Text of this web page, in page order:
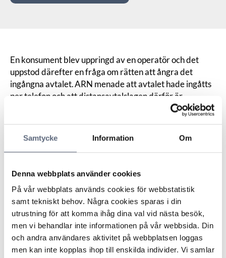
Samtycke Information Om
Denna webbplats använder cookies
På vår webbplats används cookies för webbstatistik
samt tekniskt behov. Några cookies sparas i din
utrustning för att komma ihåg dina val vid nästa besök,
men vi behandlar inte informationen på vår webbsida. Din
och andra användares aktivitet på webbplatsen loggas
men kan inte kopplas ihop till enskilda individer. Vi samlar
En konsument blev uppringd av en operatör och det
uppstod därefter en fråga om rätten att ångra det
ingångna avtalet. ARN menade att avtalet hade ingåtts
per telefon och att distansavtalslagen därför är
tillämplig och konsumenten kunde därmed ha rätt att
För att ett meddelande från en konsument ska anses
som en begäran om att få ångra ett avtal krävs endast
längre stå fast vid avtalet, det är enligt nämnden, inte
nödvändigt att konsumenten använder de uttryck som
finns i lagen, d v s ”ångra” eller ”ångerrätt”. Även ett
uttryck som att ”häva” avtalet bör därför kunna godtas
så länge det framgår att konsumenten vill komma ifrån
avtalet.
ARN konstaterade att konsumenten hade fått
information om ångerrätten men att det i denna